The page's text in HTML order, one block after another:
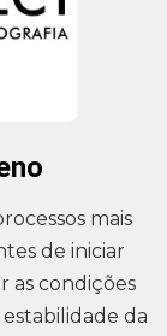
mais
de iniciar
as condições
da